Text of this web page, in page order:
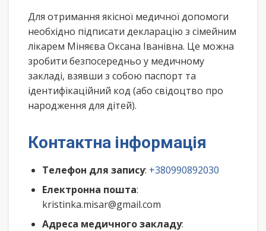
Для отримання якісної медичної допомоги
необхідно підписати декларацію з сімейним
лікарем Міняєва Оксана Іванівна. Це можна
зробити безпосередньо у медичному
закладі, взявши з собою паспорт та
ідентифікаційний код (або свідоцтво про
народження для дітей).
Контактна інформація
Телефон для запису: +380990892030
Електронна пошта:
kristinka.misar@gmail.com
Адреса медичного закладу: